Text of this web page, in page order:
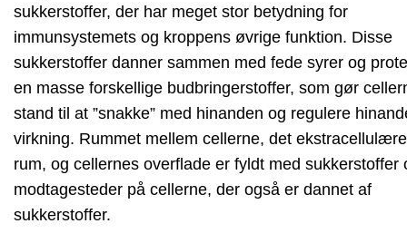
sukkerstoffer, der har meget stor betydning for
immunsystemets og kroppens øvrige funktion. Disse
sukkerstoffer danner sammen med fede syrer og
en masse forskellige budbringerstoffer, som gør
stand til at ”snakke” med hinanden og regulere
virkning. Rummet mellem cellerne, det ekstracellulære
rum, og cellernes overflade er fyldt med sukkerstoffer
modtagesteder på cellerne, der også er dannet af
sukkerstoffer.